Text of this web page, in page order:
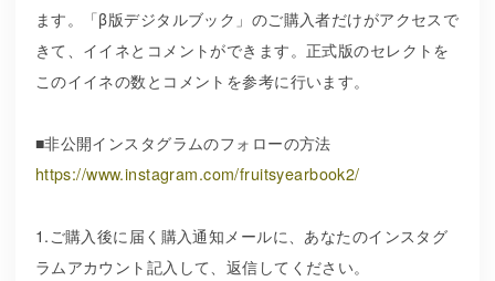
ます。「β版デジタルブック」のご購入者だけがアクセスで
きて、イイネとコメントができます。正式版のセレクトを
このイイネの数とコメントを参考に行います。
■非公開インスタグラムのフォローの方法
https://www.instagram.com/fruitsyearbook2/
1.ご購入後に届く購入通知メールに、あなたのインスタグ
ラムアカウント記入して、返信してください。